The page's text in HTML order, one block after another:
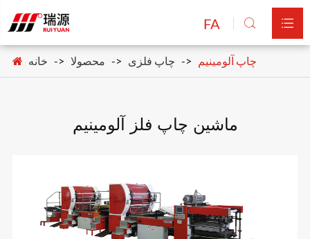
FA  
خانه محصولا چاپ فلزی چاپ آلومینیم
ماشین چاپ فلز آلومینیم